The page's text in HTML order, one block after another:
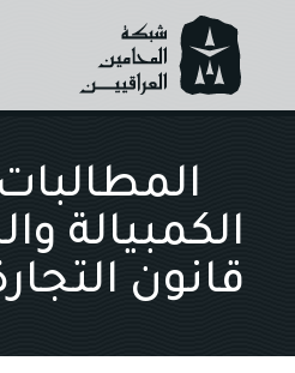
content
الكمبيالة
قانون